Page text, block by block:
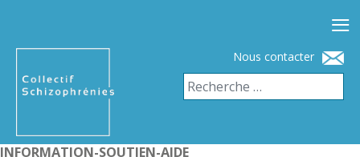
Nous contacter
INFORMATION-SOUTIEN-AIDE
≡